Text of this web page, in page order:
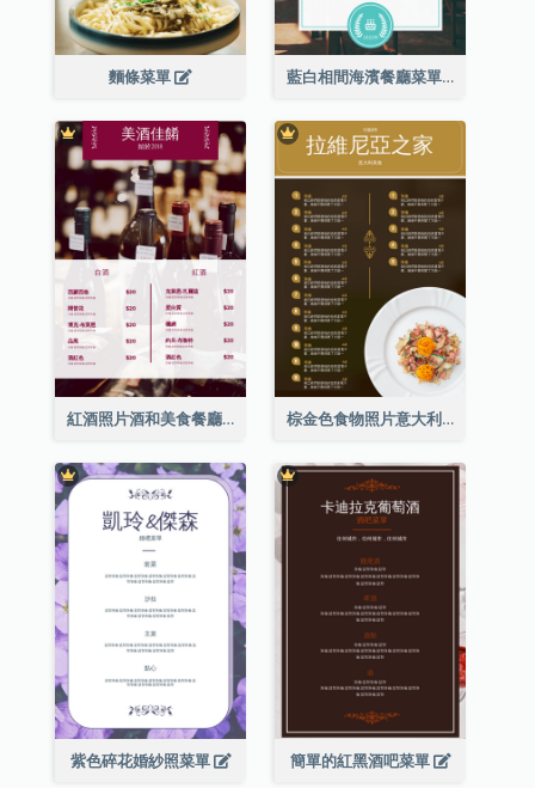
麵條菜單 藍白相間海濱餐廳菜單
紅酒照片酒和美食餐廳菜單 棕金色食物照片意大利食物菜單
紫色碎花婚紗照菜單 簡單的紅黑酒吧菜單